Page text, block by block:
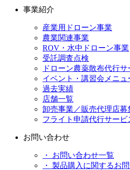
事業紹介
産業用ドローン事業
農業関連事業
ROV・水中ドローン事業
受託調査点検
ドローン農薬散布代行サ
イベント・講習会メニュ
過去実績
店舗一覧
卸売事業／販売代理店募
フライト申請代行サービ
お問い合わせ
・ お問い合わせ一覧
・ 製品購入に関するお